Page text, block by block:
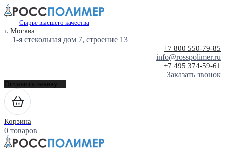
Сырье высшего качества
г. Москва
1-я стекольная дом 7, строение 13
+7 800 550-79-85
info@rosspolimer.ru
+7 495 374-59-61
Заказать звонок
Оставить заявку
Корзина
0 товаров